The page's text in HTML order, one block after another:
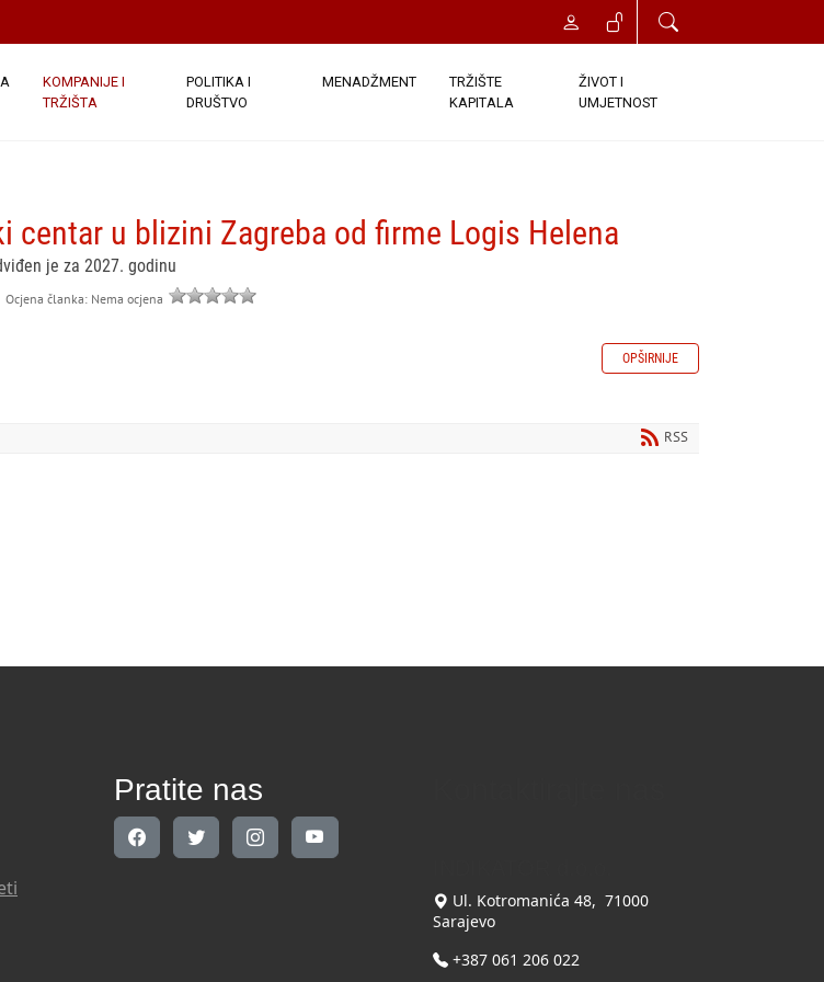
KOMPANIJE I
TRŽIŠTA
POLITIKA I
DRUŠTVO
MENADŽMENT
TRŽIŠTE
KAPITALA
ŽIVOT I
UMJETNOST
u blizini Zagreba od firme Logis Helena
je za 2027. godinu
Ocjena članka: Nema ocjena
OPŠIRNIJE
RSS
Pratite nas
Ul. Kotromanića 48, 71000
Sarajevo
+387 061 206 022